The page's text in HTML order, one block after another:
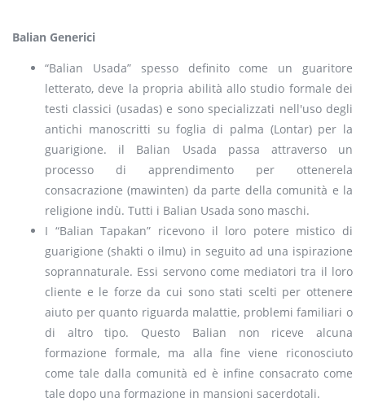
Balian Generici
“Balian Usada” spesso definito come un guaritore
letterato, deve la propria abilità allo studio formale dei
testi classici (usadas) e sono specializzati nell'uso degli
antichi manoscritti su foglia di palma (Lontar) per la
guarigione. il Balian Usada passa attraverso un
processo di apprendimento per ottenerela
consacrazione (mawinten) da parte della comunità e la
religione indù. Tutti i Balian Usada sono maschi.
I “Balian Tapakan” ricevono il loro potere mistico di
guarigione (shakti o ilmu) in seguito ad una ispirazione
soprannaturale. Essi servono come mediatori tra il loro
cliente e le forze da cui sono stati scelti per ottenere
aiuto per quanto riguarda malattie, problemi familiari o
di altro tipo. Questo Balian non riceve alcuna
formazione formale, ma alla fine viene riconosciuto
come tale dalla comunità ed è infine consacrato come
tale dopo una formazione in mansioni sacerdotali.